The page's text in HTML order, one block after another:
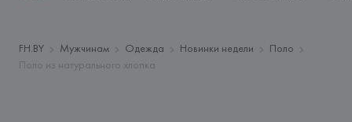
FH.BY Мужчинам Одежда Новинки недели
Поло
Поло из натурального хлопка